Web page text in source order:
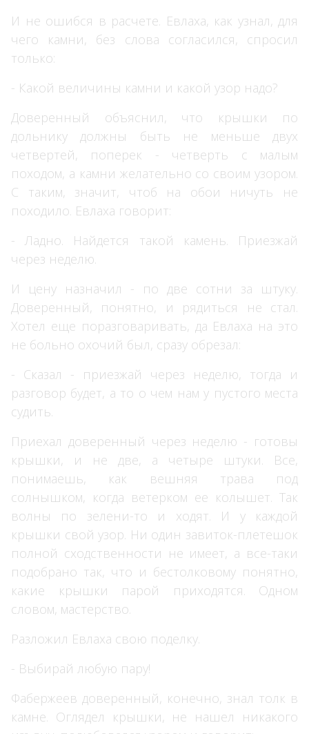
И не ошибся в расчете. Евлаха, как узнал, для
чего камни, без слова согласился, спросил
только:
- Какой величины камни и какой узор надо?
Доверенный объяснил, что крышки по
дольнику должны быть не меньше двух
четвертей, поперек - четверть с малым
походом, а камни желательно со своим узором.
С таким, значит, чтоб на обои ничуть не
походило. Евлаха говорит:
- Ладно. Найдется такой камень. Приезжай
через неделю.
И цену назначил - по две сотни за штуку.
Доверенный, понятно, и рядиться не стал.
Хотел еще поразговаривать, да Евлаха на это
не больно охочий был, сразу обрезал:
- Сказал - приезжай через неделю, тогда и
разговор будет, а то о чем нам у пустого места
судить.
Приехал доверенный через неделю - готовы
крышки, и не две, а четыре штуки. Все,
понимаешь, как вешняя трава под
солнышком, когда ветерком ее колышет. Так
волны по зелени-то и ходят. И у каждой
крышки свой узор. Ни один завиток-плетешок
полной сходственности не имеет, а все-таки
подобрано так, что и бестолковому понятно,
какие крышки парой приходятся. Одном
словом, мастерство.
Разложил Евлаха свою поделку.
- Выбирай любую пару!
Фабержеев доверенный, конечно, знал толк в
камне. Оглядел крышки, не нашел никакого